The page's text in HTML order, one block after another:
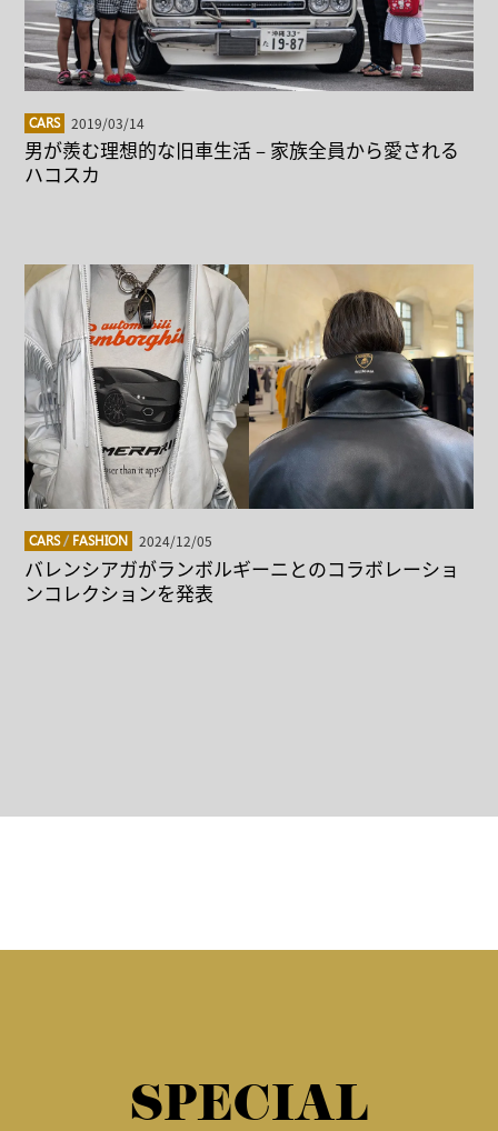
CARS 2019/03/14
男が羨む理想的な旧車生活 – 家族全員から愛される
ハコスカ
CARS/ FASHION 2024/12/05
バレンシアガがランボルギーニとのコラボレーショ
ンコレクションを発表
SPECIAL